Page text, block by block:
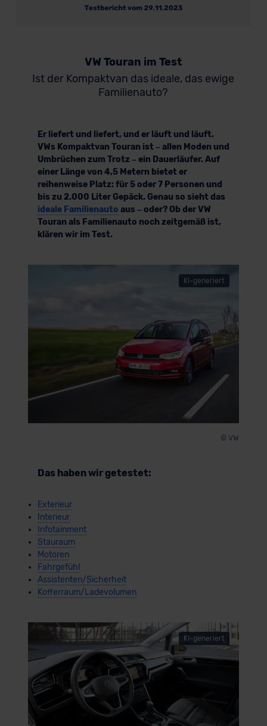
VW Touran im Test
Ist der Kompaktvan das ideale, das ewige
Familienauto?
Er liefert und liefert, und er läuft und läuft.
VWs Kompaktvan Touran ist – allen Moden und
Umbrüchen zum Trotz – ein Dauerläufer. Auf
einer Länge von 4,5 Metern bietet er
reihenweise Platz: für 5 oder 7 Personen und
bis zu 2.000 Liter Gepäck. Genau so sieht das
ideale Familienauto aus – oder? Ob der VW
Touran als Familienauto noch zeitgemäß ist,
klären wir im Test.
KI-generiert
© VW
Das haben wir getestet:
Exterieur
Interieur
Infotainment
Stauraum
Motoren
Fahrgefühl
Assistenten/Sicherheit
Kofferraum/Ladevolumen
KI-generiert